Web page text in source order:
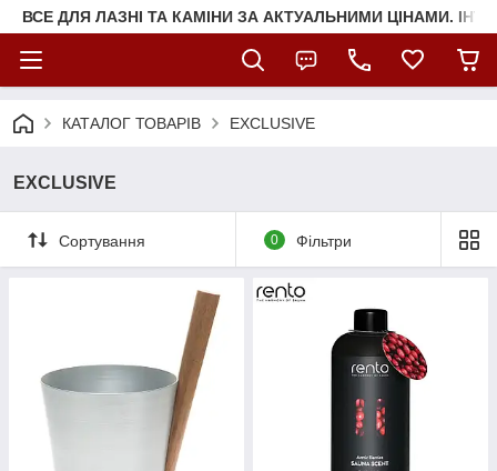
ВСЕ ДЛЯ ЛАЗНІ ТА КАМІНИ ЗА АКТУАЛЬНИМИ ЦІНАМИ.
КАТАЛОГ ТОВАРІВ EXCLUSIVE
EXCLUSIVE
Сортування 0 Фільтри